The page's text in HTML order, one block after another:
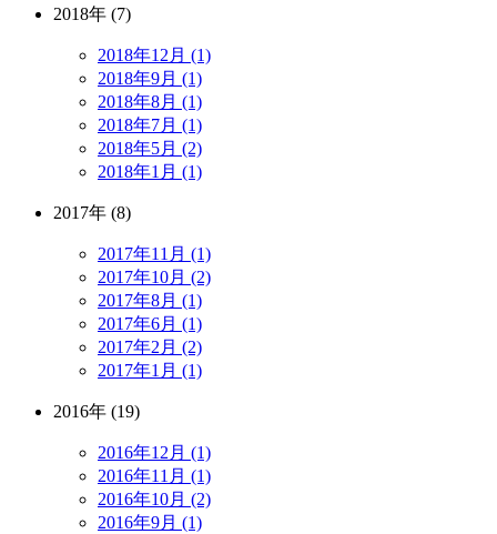
2018年 (7)
2018年12月 (1)
2018年9月 (1)
2018年8月 (1)
2018年7月 (1)
2018年5月 (2)
2018年1月 (1)
2017年 (8)
2017年11月 (1)
2017年10月 (2)
2017年8月 (1)
2017年6月 (1)
2017年2月 (2)
2017年1月 (1)
2016年 (19)
2016年12月 (1)
2016年11月 (1)
2016年10月 (2)
2016年9月 (1)